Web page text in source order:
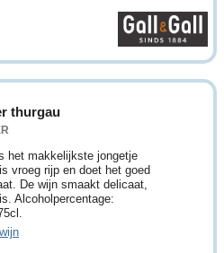
thurgau
het makkelijkste jongetje
vroeg rijp en doet het goed
De wijn smaakt delicaat,
Alcoholpercentage: